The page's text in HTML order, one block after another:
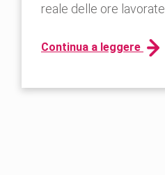
reale delle ore lavorate.
Continua a leggere